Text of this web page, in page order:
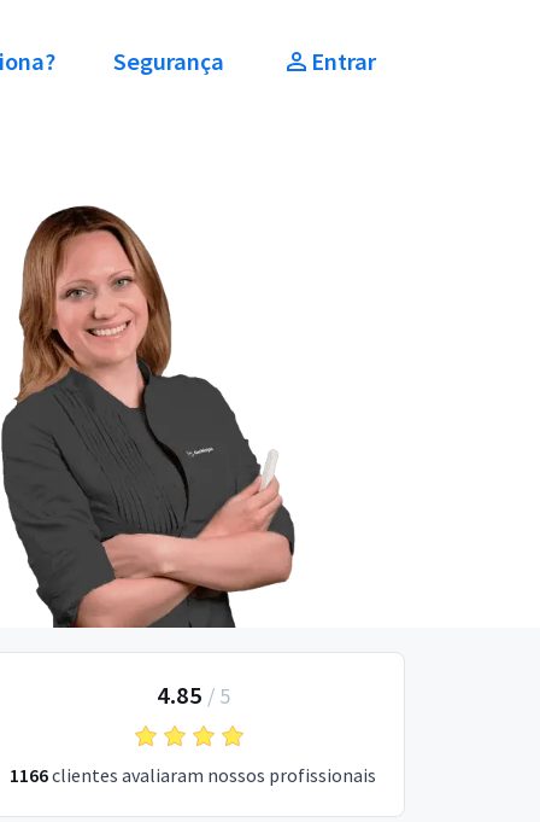
Segurança Entrar
4.85 / 5
1166clientes avaliaram nossos profissionais